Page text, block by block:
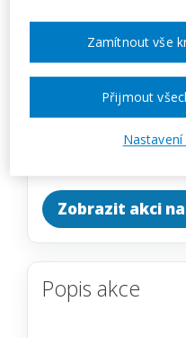
MÍSTO
ONLINE
Zobrazit akci
Popis akce
Zamítnout vše
Přijmout